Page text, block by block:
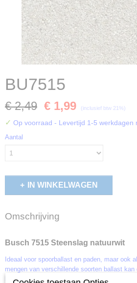
BU7515
€ 2,49 € 1,99 (inclusief btw 21%)
✓ Op voorraad - Levertijd 1-5 werkdagen
Aantal
IN WINKELWAGEN
Omschrijving
Busch 7515 Steenslag natuurwit
Ideaal voor spoorballast en paden, maar ook
mengen van verschillende soorten ballast
ballastmix worden gerealiseerd.